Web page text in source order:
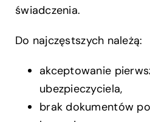
świadczenia.
Do najczęstszych należą:
akceptowanie
ubezpieczyciela,
brak dokumentów